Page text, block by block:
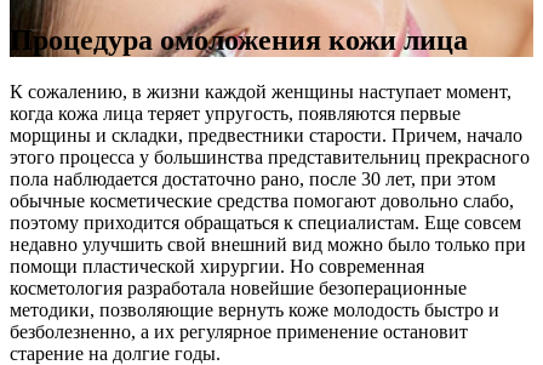
Процедура омоложения кожи лица
К сожалению, в жизни каждой женщины наступает момент,
когда кожа лица теряет упругость, появляются первые
морщины и складки, предвестники старости. Причем, начало
этого процесса у большинства представительниц прекрасного
пола наблюдается достаточно рано, после 30 лет, при этом
обычные косметические средства помогают довольно слабо,
поэтому приходится обращаться к специалистам. Еще совсем
недавно улучшить свой внешний вид можно было только при
помощи пластической хирургии. Но современная
косметология разработала новейшие безоперационные
методики, позволяющие вернуть коже молодость быстро и
безболезненно, а их регулярное применение остановит
старение на долгие годы.